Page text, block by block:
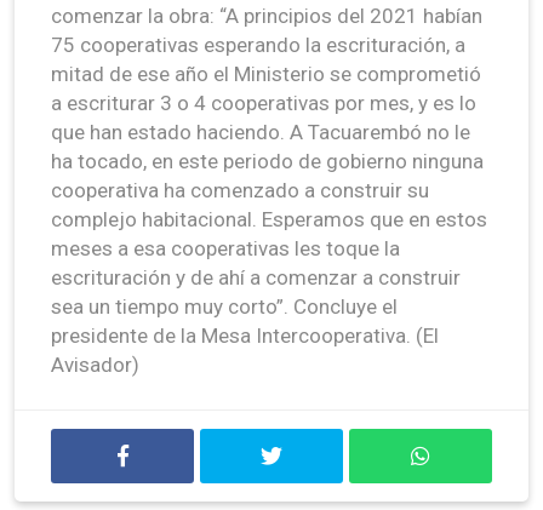
comenzar la obra: “A principios del 2021 habían
75 cooperativas esperando la escrituración, a
mitad de ese año el Ministerio se comprometió
a escriturar 3 o 4 cooperativas por mes, y es lo
que han estado haciendo. A Tacuarembó no le
ha tocado, en este periodo de gobierno ninguna
cooperativa ha comenzado a construir su
complejo habitacional. Esperamos que en estos
meses a esa cooperativas les toque la
escrituración y de ahí a comenzar a construir
sea un tiempo muy corto”. Concluye el
presidente de la Mesa Intercooperativa. (El
Avisador)